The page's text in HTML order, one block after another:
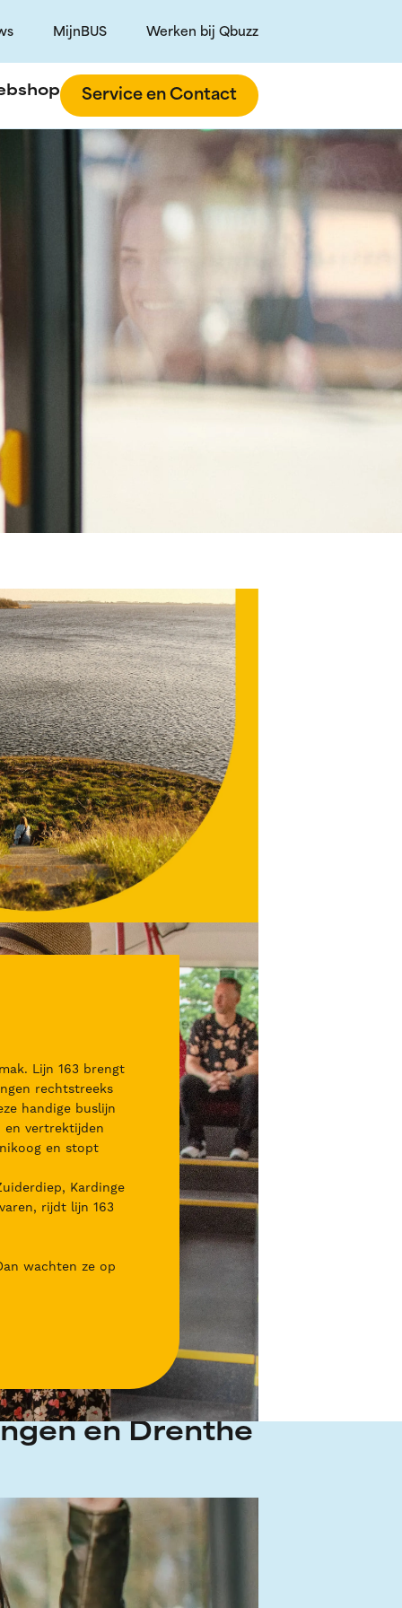
MijnBUS Werken bij Qbuzz
Service en Contact
Lijn 163 brengt
rechtstreeks
handige buslijn
vertrektijden
en stopt
Kardinge
rijdt lijn 163
wachten ze op
en Drenthe